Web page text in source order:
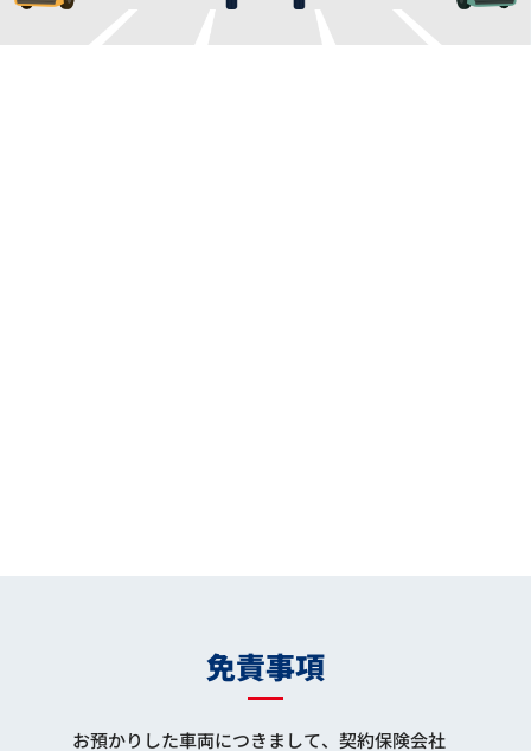
免責事項
お預かりした車両につきまして、契約保険会社